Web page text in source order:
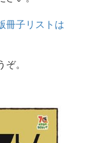
冊子リストは
。